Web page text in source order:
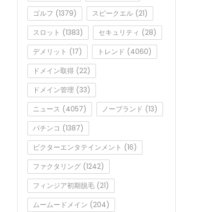
ゴルフ (1379) スピークエル (21)
スロット (1383) セキュリティ (28)
デメリット (17) トレンド (4060)
ドメイン取得 (22)
ドメイン管理 (33)
ニュース (4057) ノーブランド (13)
パチンコ (1387)
ビクターエンタテインメント (16)
ファクタリング (1242)
フィンジア初期脱毛 (21)
ムームードメイン (204)